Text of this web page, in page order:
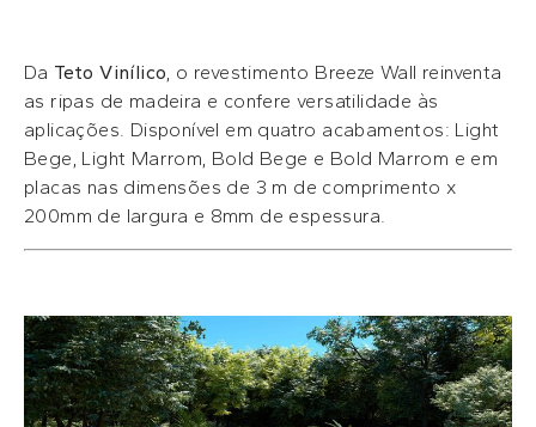
Da Teto Vinílico, o revestimento Breeze Wall reinventa
as ripas de madeira e confere versatilidade às
aplicações. Disponível em quatro acabamentos: Light
Bege, Light Marrom, Bold Bege e Bold Marrom e em
placas nas dimensões de 3 m de comprimento x
200mm de largura e 8mm de espessura.